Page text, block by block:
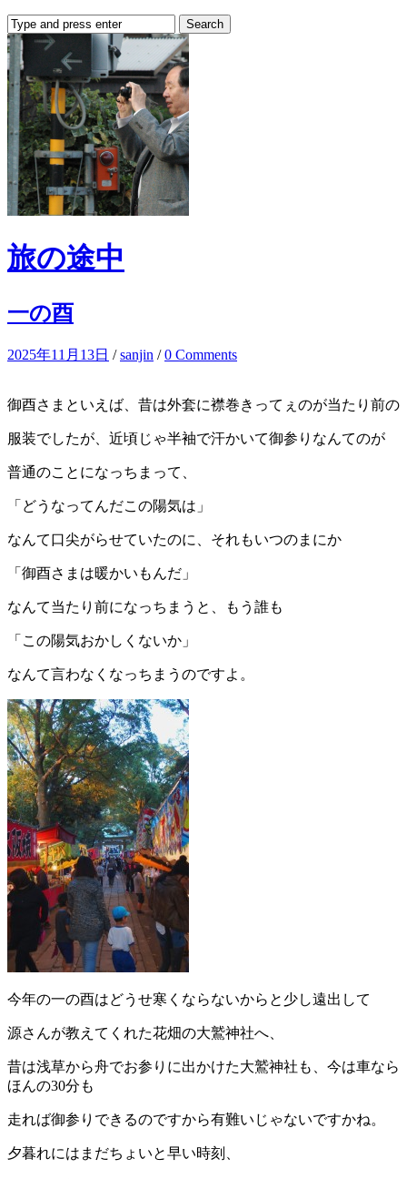
旅の途中
一の酉
2025年11月13日 /sanjin /0 Comments
御酉さまといえば、昔は外套に襟巻きってぇのが当たり前の
服装でしたが、近頃じゃ半袖で汗かいて御参りなんてのが
普通のことになっちまって、
「どうなってんだこの陽気は」
なんて口尖がらせていたのに、それもいつのまにか
「御酉さまは暖かいもんだ」
なんて当たり前になっちまうと、もう誰も
「この陽気おかしくないか」
なんて言わなくなっちまうのですよ。
今年の一の酉はどうせ寒くならないからと少し遠出して
源さんが教えてくれた花畑の大鷲神社へ、
昔は浅草から舟でお参りに出かけた大鷲神社も、今は車なら
ほんの30分も
走れば御参りできるのですから有難いじゃないですかね。
夕暮れにはまだちょいと早い時刻、